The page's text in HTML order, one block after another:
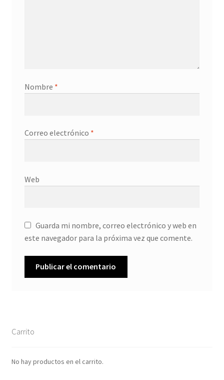
Nombre *
Correo electrónico *
Web
Guarda mi nombre, correo electrónico y web en
este navegador para la próxima vez que comente.
Carrito
No hay productos en el carrito.